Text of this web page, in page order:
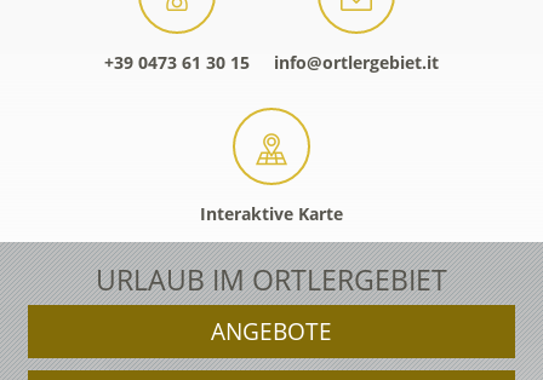
+39 0473 61 30 15 info@ortlergebiet.it
Interaktive Karte
URLAUB IM ORTLERGEBIET
ANGEBOTE